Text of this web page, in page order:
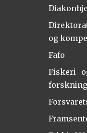
og
Fafo
Fiskeri-